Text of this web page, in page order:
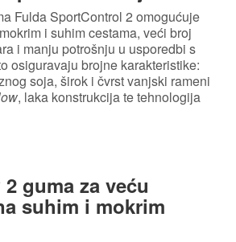
Fulda SportControl 2 omogućuje
i suhim cestama, veći broj
i manju potrošnju u usporedbi s
osiguravaju brojne karakteristike:
soja, širok i čvrst vanjski rameni
, laka konstrukcija te tehnologija
guma za veću
suhim i mokrim